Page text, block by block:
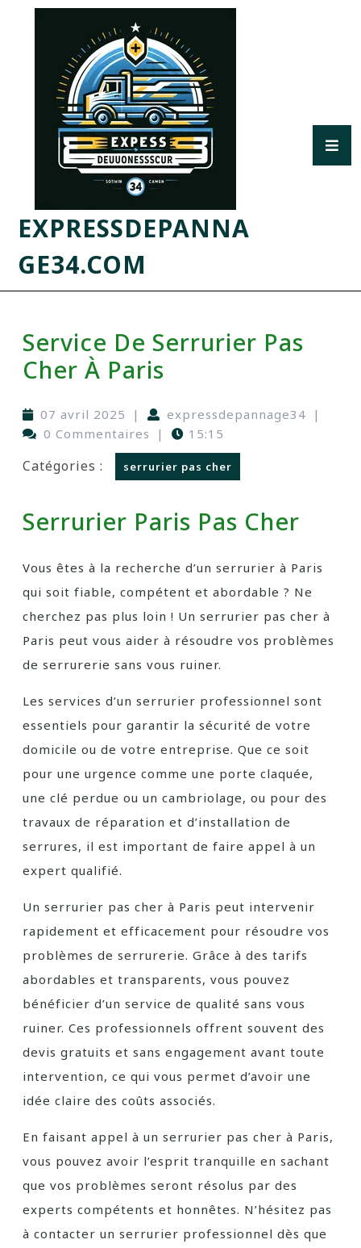
EXPRESSDEPANNA
GE34.COM
Service De Serrurier Pas
Cher À Paris
07 avril 2025 | expressdepannage34 |
0 Commentaires
| 15:15
Catégories : serrurier pas cher
Serrurier Paris Pas Cher
Vous êtes à la recherche d’un serrurier à Paris
qui soit fiable, compétent et abordable ? Ne
cherchez pas plus loin ! Un serrurier pas cher à
Paris peut vous aider à résoudre vos problèmes
de serrurerie sans vous ruiner.
Les services d’un serrurier professionnel sont
essentiels pour garantir la sécurité de votre
domicile ou de votre entreprise. Que ce soit
pour une urgence comme une porte claquée,
une clé perdue ou un cambriolage, ou pour des
travaux de réparation et d’installation de
serrures, il est important de faire appel à un
expert qualifié.
Un serrurier pas cher à Paris peut intervenir
rapidement et efficacement pour résoudre vos
problèmes de serrurerie. Grâce à des tarifs
abordables et transparents, vous pouvez
bénéficier d’un service de qualité sans vous
ruiner. Ces professionnels offrent souvent des
devis gratuits et sans engagement avant toute
intervention, ce qui vous permet d’avoir une
idée claire des coûts associés.
En faisant appel à un serrurier pas cher à Paris,
vous pouvez avoir l’esprit tranquille en sachant
que vos problèmes seront résolus par des
experts compétents et honnêtes. N’hésitez pas
à contacter un serrurier professionnel dès que